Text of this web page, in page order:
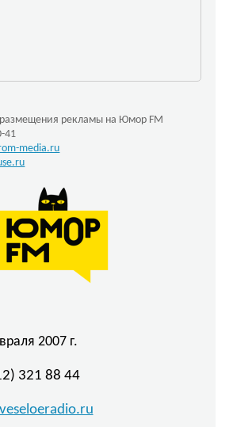
рекламы на Юмор FM
41
media.ru
2007 г.
321 88 44